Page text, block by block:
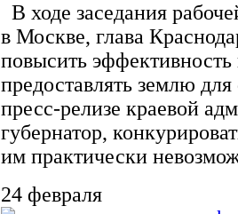
В ходе заседания
в Москве, глава
повысить эффективность
предоставлять землю
пресс-релизе краевой
губернатор,
им практически
24 февраля